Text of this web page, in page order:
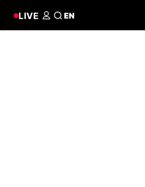
LIVE EN